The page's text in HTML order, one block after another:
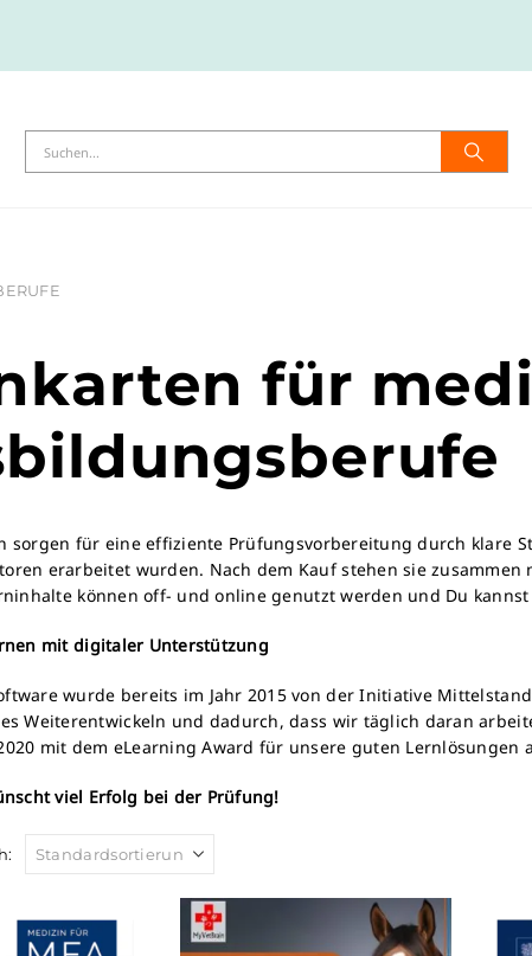
für
sorgen für eine effiziente Prüfungsvorbereitung durch klare
erarbeitet wurden. Nach dem Kauf stehen sie zusammen
können off- und online genutzt werden und Du
mit digitaler Unterstützung
wurde bereits im Jahr 2015 von der Initiative
Weiterentwickeln und dadurch, dass wir täglich daran
mit dem eLearning Award für unsere guten Lernlösungen
viel Erfolg bei der Prüfung!